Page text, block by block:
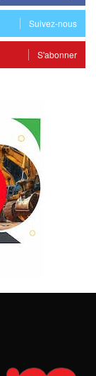
Suivez-nous
S'abonner